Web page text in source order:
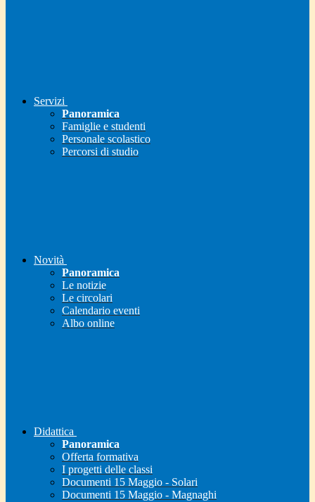
Servizi
Panoramica
Famiglie e studenti
Personale scolastico
Percorsi di studio
Novità
Panoramica
Le notizie
Le circolari
Calendario eventi
Albo online
Didattica
Panoramica
Offerta formativa
I progetti delle classi
Documenti 15 Maggio - Solari
Documenti 15 Maggio - Magnaghi